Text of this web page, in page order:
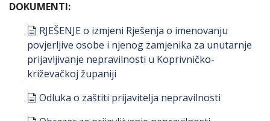
DOKUMENTI:
document
RJEŠENJE o izmjeni Rješenja o imenovanju
povjerljive osobe i njenog zamjenika za unutarnje
prijavljivanje nepravilnosti u Koprivničko-
križevačkoj županiji
document
Odluka o zaštiti prijavitelja nepravilnosti